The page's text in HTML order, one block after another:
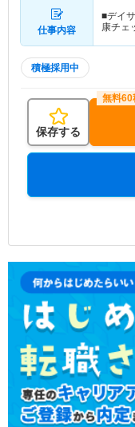
仕事内容
■デイ
康チェ
積極採用中
保存する